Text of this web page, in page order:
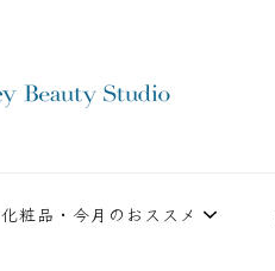
化粧品・今月のおススメ